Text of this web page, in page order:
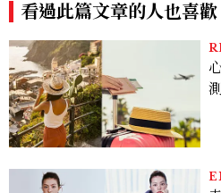
看過此篇文章的人也喜歡